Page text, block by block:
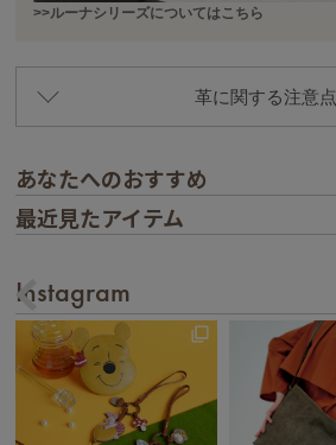
>>ルーナシリーズについてはこちら
革に関する注意点
あなたへのおすすめ
最近見たアイテム
Instagram